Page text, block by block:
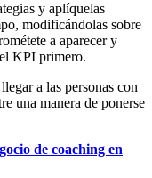
y aplíquelas
modificándolas sobre
a aparecer y
KPI primero.
a las personas con
una manera de ponerse
de coaching en